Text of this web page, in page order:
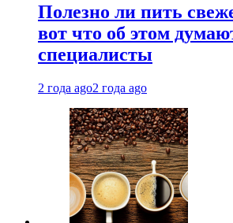
Полезно ли пить
вот что об этом
специалисты
2 года ago2 года ago